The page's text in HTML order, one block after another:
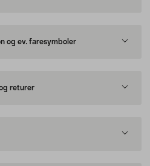
og ev. faresymboler
returer